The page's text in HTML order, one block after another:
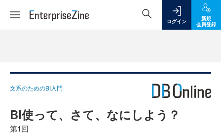
ログイン
新規
会員登録
文系のためのBI入門
BI使って、さて、なにしよう？
第1回